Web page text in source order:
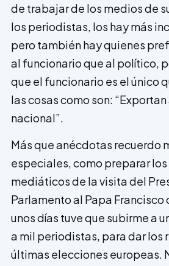
de trabajar de los medios de
los periodistas, los hay más
pero también hay quienes
al funcionario que al político,
que el funcio­nario es el único
las cosas como son:
nacional”.
Más que anécdotas recuerdo
especiales, como preparar
mediáticos de la visita del
Parlamento al Papa Francisco
unos días tuve que subirme a
a mil periodistas, para dar los
últimas elecciones europeas.